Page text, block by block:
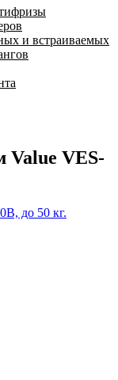
и встраиваемых
Value VES-